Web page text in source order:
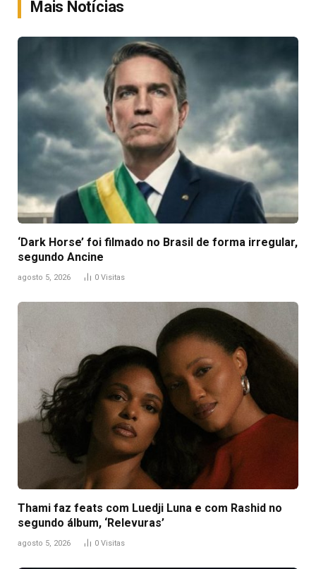
Mais Notícias
‘Dark Horse’ foi filmado no Brasil de forma irregular,
segundo Ancine
agosto 5, 2026 0 Visitas
Thami faz feats com Luedji Luna e com Rashid no
segundo álbum, ‘Relevuras’
agosto 5, 2026 0 Visitas